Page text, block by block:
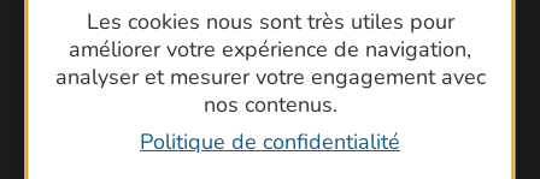
Les cookies nous sont très utiles pour
améliorer votre expérience de navigation,
analyser et mesurer votre engagement avec
nos contenus.
Politique de confidentialité
Foire aux questions
Brochures
Cartoguides et Topoguides
Latitude Gard